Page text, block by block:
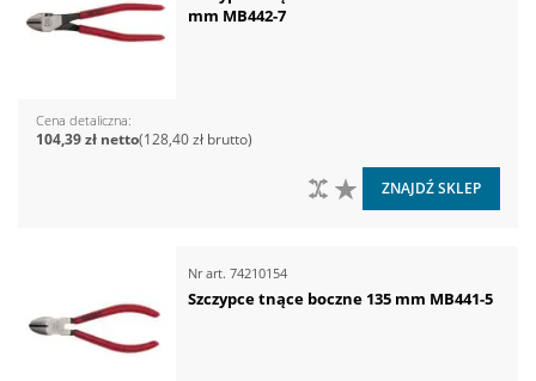
mm MB442-7
Cena detaliczna
128,40 zł
104,39 zł
DO LISTY ŻYCZEŃ
DO PORÓWNANIA
ZNAJDŹ SKLEP
Nr art. 74210154
Szczypce tnące boczne 135 mm MB441-5